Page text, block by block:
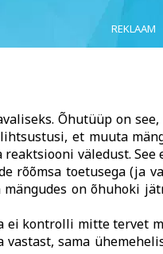
REKLAAM
Õhutüüp on
et muuta
väledust.
rõõmsa toetusega (ja
on õhuhoki
ei kontrolli mitte tervet
sama